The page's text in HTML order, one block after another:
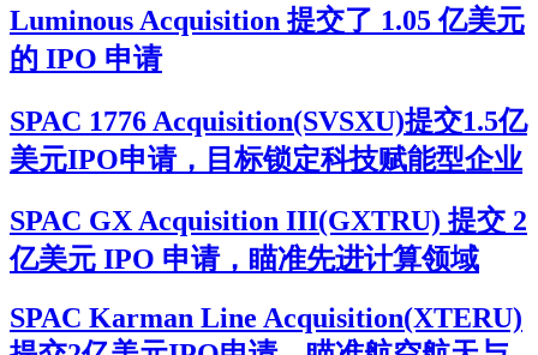
Luminous Acquisition 提交了 1.05 亿美元
的 IPO 申请
SPAC 1776 Acquisition(SVSXU)提交1.5亿
美元IPO申请，目标锁定科技赋能型企业
SPAC GX Acquisition III(GXTRU) 提交 2
亿美元 IPO 申请，瞄准先进计算领域
SPAC Karman Line Acquisition(XTERU)